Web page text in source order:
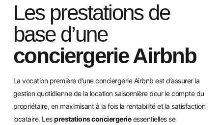
Les prestations de
base d’une
conciergerie Airbnb
La vocation première d’une conciergerie Airbnb est d’assurer la
gestion quotidienne de la location saisonnière pour le compte du
propriétaire, en maximisant à la fois la rentabilité et la satisfaction
locataire. Lesprestations conciergerieessentielles se